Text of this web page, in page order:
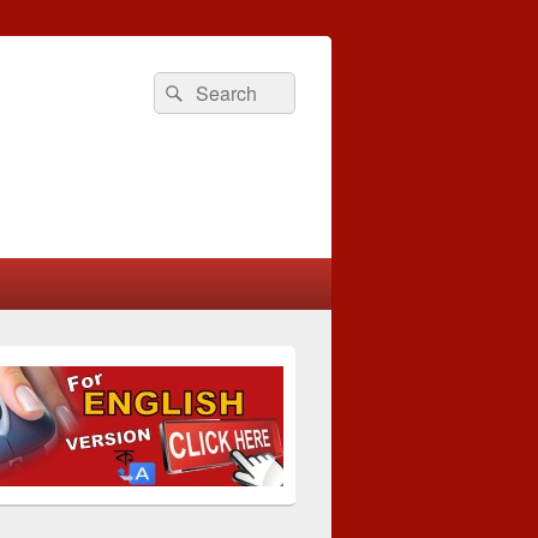
Search
for:
Search